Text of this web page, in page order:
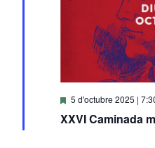
XXVI Caminada
Destacats
5 d'octubre 2025 |